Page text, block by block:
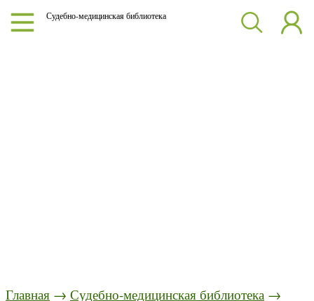
Судебно-медицинская библиотека
Главная → Судебно-медицинская библиотека →